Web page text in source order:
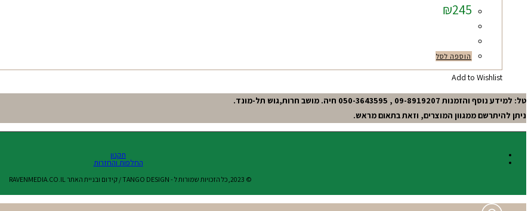
₪245
הוספה לסל
Add to Wishlist
טל: למידע נוסף והזמנות 09-8919207 , 050-3643595 חיה. מושב חרות,גוש תל-מונד.
ניתן להיתרשם ממגוון המוצרים, וזאת בתאום מראש.
תקנון
החלפות והחזרות
© 2023,כל הזכויות שמורות ל - TANGO DESIGN / קידום ובניית האתר RAVENMEDIA.CO.IL